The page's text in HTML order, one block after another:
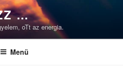
…
oTt az energia.
Menü